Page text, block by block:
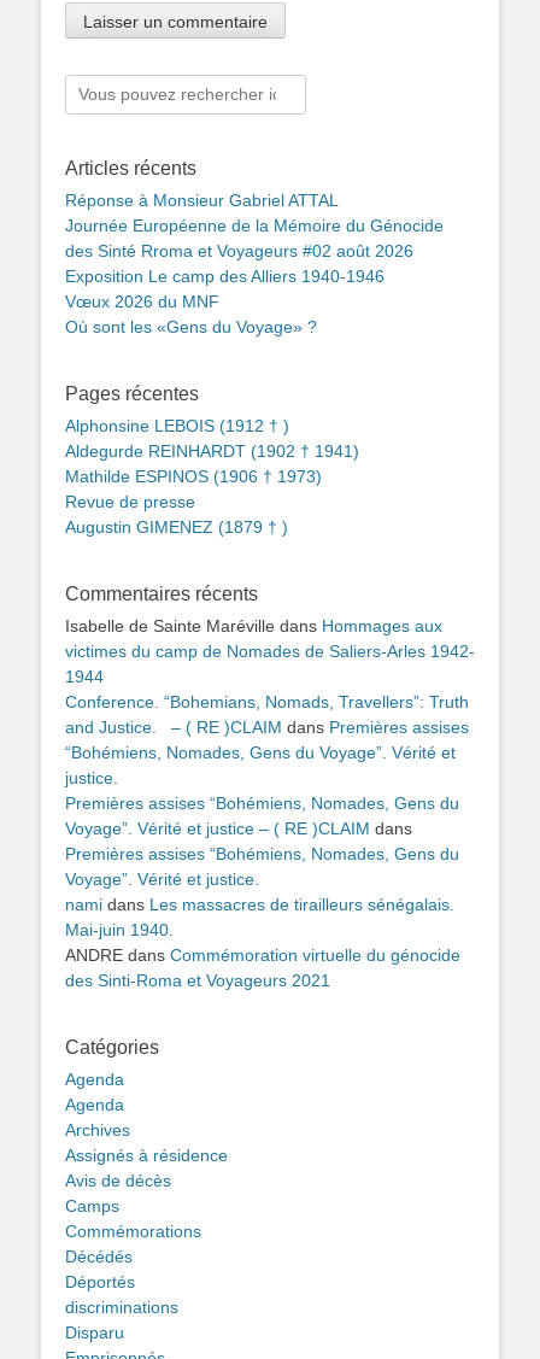
Rechercher :
Articles récents
Réponse à Monsieur Gabriel ATTAL
Journée Européenne de la Mémoire du Génocide
des Sinté Rroma et Voyageurs #02 août 2026
Exposition Le camp des Alliers 1940-1946
Vœux 2026 du MNF
Où sont les «Gens du Voyage» ?
Pages récentes
Alphonsine LEBOIS (1912 † )
Aldegurde REINHARDT (1902 † 1941)
Mathilde ESPINOS (1906 † 1973)
Revue de presse
Augustin GIMENEZ (1879 † )
Commentaires récents
Isabelle de Sainte Maréville dans Hommages aux
victimes du camp de Nomades de Saliers-Arles 1942-
1944
Conference. “Bohemians, Nomads, Travellers”: Truth
and Justice. – ( RE )CLAIM dans Premières assises
“Bohémiens, Nomades, Gens du Voyage”. Vérité et
justice.
Premières assises “Bohémiens, Nomades, Gens du
Voyage”. Vérité et justice – ( RE )CLAIM dans
Premières assises “Bohémiens, Nomades, Gens du
Voyage”. Vérité et justice.
nami dans Les massacres de tirailleurs sénégalais.
Mai-juin 1940.
ANDRE dans Commémoration virtuelle du génocide
des Sinti-Roma et Voyageurs 2021
Catégories
Agenda
Agenda
Archives
Assignés à résidence
Avis de décès
Camps
Commémorations
Décédés
Déportés
discriminations
Disparu